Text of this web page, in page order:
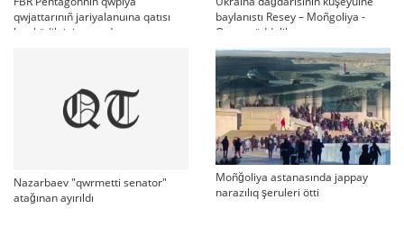
qwjattarınıñ jariyalanuına qatısı
bar küdiktini qamadı
baylanıstı Resey – Moñgoliya -
Qıtay müddelik qatınastarı
Nazarbaev "qwrmetti senator"
atağınan ayırıldı
Moñğoliya astanasında jappay
narazılıq şeruleri ötti